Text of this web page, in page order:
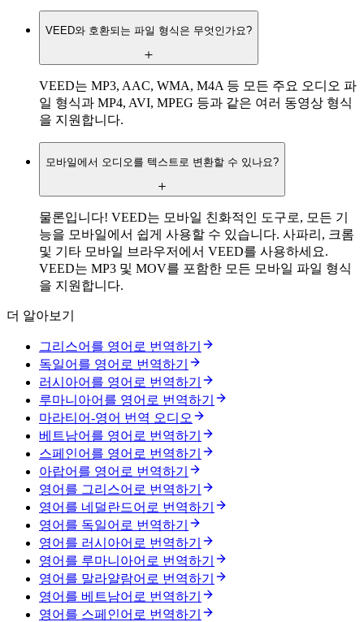
VEED와 호환되는 파일 형식은 무엇인가요?
VEED는 MP3, AAC, WMA, M4A 등 모든 주요 오디오 파
일 형식과 MP4, AVI, MPEG 등과 같은 여러 동영상 형식
을 지원합니다.
모바일에서 오디오를 텍스트로 변환할 수 있나요?
물론입니다! VEED는 모바일 친화적인 도구로, 모든 기
능을 모바일에서 쉽게 사용할 수 있습니다. 사파리, 크롬
및 기타 모바일 브라우저에서 VEED를 사용하세요.
VEED는 MP3 및 MOV를 포함한 모든 모바일 파일 형식
을 지원합니다.
더 알아보기
그리스어를 영어로 번역하기
독일어를 영어로 번역하기
러시아어를 영어로 번역하기
루마니아어를 영어로 번역하기
마라티어-영어 번역 오디오
베트남어를 영어로 번역하기
스페인어를 영어로 번역하기
아랍어를 영어로 번역하기
영어를 그리스어로 번역하기
영어를 네덜란드어로 번역하기
영어를 독일어로 번역하기
영어를 러시아어로 번역하기
영어를 루마니아어로 번역하기
영어를 말라얄람어로 번역하기
영어를 베트남어로 번역하기
영어를 스페인어로 번역하기